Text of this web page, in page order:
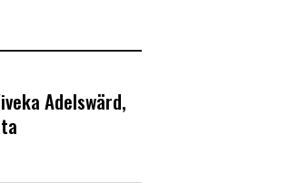
Adelswärd,